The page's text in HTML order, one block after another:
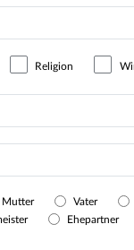
Religion
Mutter
Vater
Ehepartner